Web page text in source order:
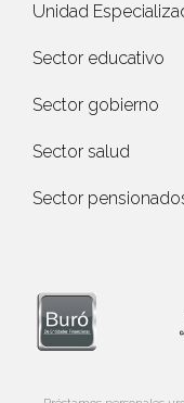
Unidad
Sector educativo
Sector gobierno
Sector salud
Sector